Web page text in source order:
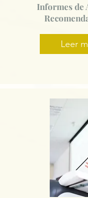
Informes de
Leer